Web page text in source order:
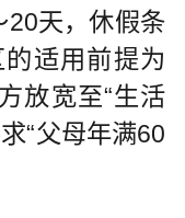
20天，休假条
适用前提为
放宽至“生活
“父母年满60